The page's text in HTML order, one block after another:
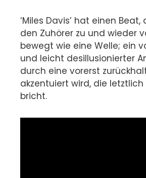
‘Miles Davis’ hat einen
den Zuhörer zu und wieder
bewegt wie eine Welle; ein
und leicht desillusionierter
durch eine vorerst
akzentuiert wird, die
bricht.